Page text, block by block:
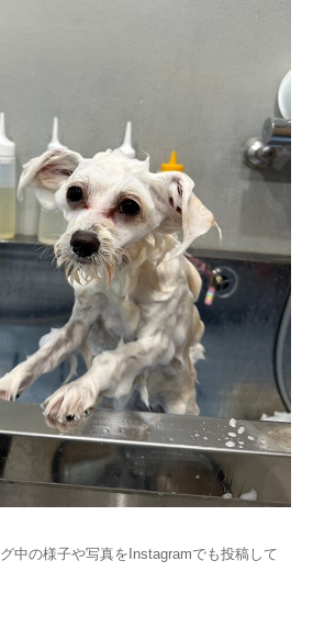
中の様子や写真をInstagramでも投稿して